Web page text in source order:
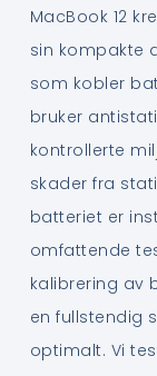
MacBook 12
sin kompakte
som kobler
bruker
kontrollerte
skader fra
batteriet er
omfattende
kalibrering av
en fullstendig
optimalt. Vi